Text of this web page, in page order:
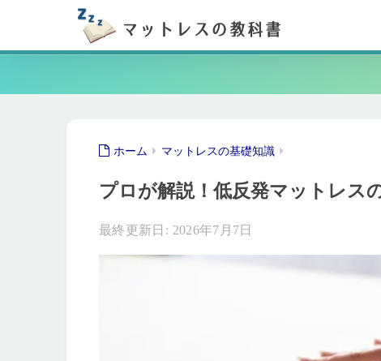
ホーム マットレスの基礎知識
プロが解説！低反発マットレス
2026年7月7日